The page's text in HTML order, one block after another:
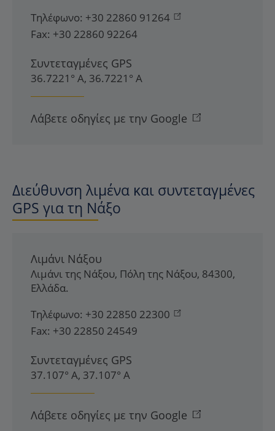
Τηλέφωνο: +30 22860 91264
Fax: +30 22860 92264
Συντεταγμένες GPS
36.7221° Α, 36.7221° Α
Λάβετε οδηγίες με την Google
Διεύθυνση λιμένα και συντεταγμένες
GPS για τη Νάξο
Λιμάνι Νάξου
Λιμάνι της Νάξου, Πόλη της Νάξου, 84300,
Ελλάδα.
Τηλέφωνο: +30 22850 22300
Fax: +30 22850 24549
Συντεταγμένες GPS
37.107° Α, 37.107° Α
Λάβετε οδηγίες με την Google